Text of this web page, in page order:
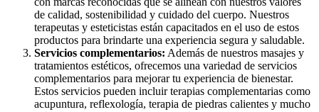
de calidad, sostenibilidad y cuidado del cuerpo. Nuestros
terapeutas y esteticistas están capacitados en el uso de estos
productos para brindarte una experiencia segura y saludable.
Servicios complementarios: Además de nuestros masajes y
tratamientos estéticos, ofrecemos una variedad de servicios
complementarios para mejorar tu experiencia de bienestar.
Estos servicios pueden incluir terapias complementarias como
acupuntura, reflexología, terapia de piedras calientes y mucho